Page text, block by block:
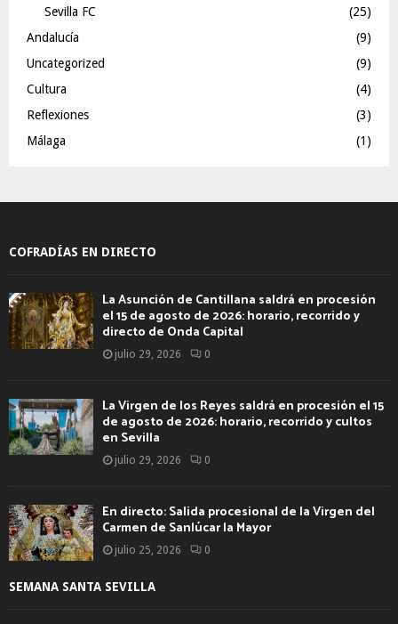
Sevilla FC
(25)
Andalucía
(9)
Uncategorized
(9)
Cultura
(4)
Reflexiones
(3)
Málaga
(1)
COFRADÍAS EN DIRECTO
La Asunción de Cantillana saldrá en procesión
el 15 de agosto de 2026: horario, recorrido y
directo de Onda Capital
julio 29, 2026 0
La Virgen de los Reyes saldrá en procesión el 15
de agosto de 2026: horario, recorrido y cultos
en Sevilla
julio 29, 2026 0
En directo: Salida procesional de la Virgen del
Carmen de Sanlúcar la Mayor
julio 25, 2026 0
SEMANA SANTA SEVILLA